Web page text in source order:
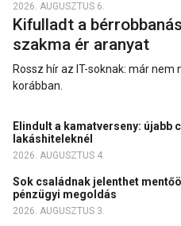
2026. AUGUSZTUS 6.
Kifulladt a
szakma ér aranyat
Rossz hír az IT-soknak: már
korábban.
Elindult a kamatverseny: újabb
lakáshiteleknél
2026. AUGUSZTUS 4.
Sok családnak jelenthet
pénzügyi megoldás
2026. AUGUSZTUS 3.